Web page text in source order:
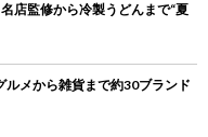
店監修から冷製うどんまで“夏
メから雑貨まで約30ブランド